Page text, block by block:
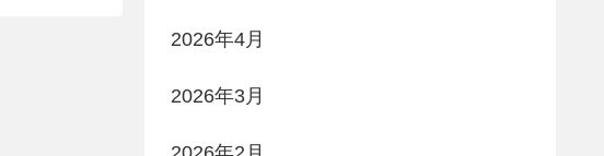
2026年4月
2026年3月